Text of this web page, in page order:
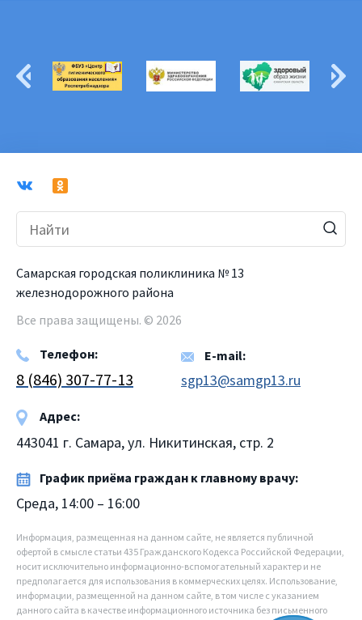
Самарская городская поликлиника № 13
железнодорожного района
Все права защищены. © 2026
Телефон:
8 (846) 307-77-13
E-mail:
sgp13@samgp13.ru
Адрес:
443041 г. Самара, ул. Никитинская, стр. 2
График приёма граждан к главному врачу:
Среда, 14:00 – 16:00
Информация, размещенная на данном сайте, не является публичной
офертой в смысле статьи 435 Гражданского Кодекса Российской Федерации,
носит исключительно информационно-вспомогательный характер и не
предполагается для использования в коммерческих целях. Использование,
информации, размещенной на данном сайте, в том числе с указанием
данного сайта в качестве информационного источника без письменного